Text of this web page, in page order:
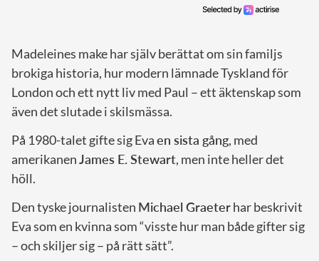
Madeleines make har själv berättat om sin familjs
brokiga historia, hur modern lämnade Tyskland för
London och ett nytt liv med Paul – ett äktenskap som
även det slutade i skilsmässa.
På 1980-talet gifte sig Evaen sista gång, med
amerikanenJames E. Stewart, men inte heller det
höll.
Den tyske journalisten Michael Graeterhar beskrivit
Eva som en kvinna som “visste hur man både gifter sig
– och skiljer sig – på rätt sätt”.